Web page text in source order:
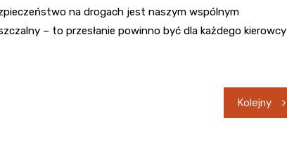
na drogach jest naszym wspólnym
– to przesłanie powinno być dla każdego kierowcy
Kolejny